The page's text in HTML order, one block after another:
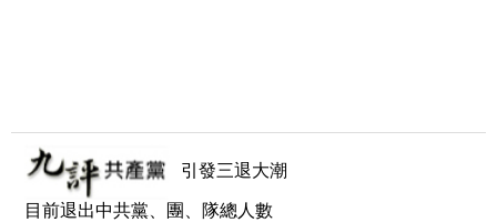
引發三退大潮
目前退出中共黨、團、隊總人數